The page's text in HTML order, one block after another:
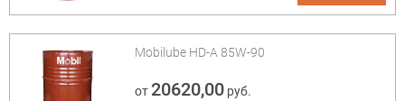
Mobilube HD-A 85W-90
от 20620,00руб.